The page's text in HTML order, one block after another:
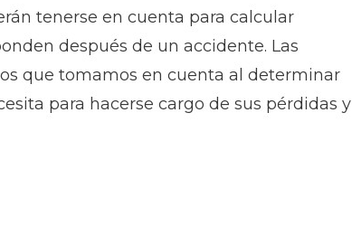
tenerse en cuenta para calcular
después de un accidente. Las
que tomamos en cuenta al determinar
para hacerse cargo de sus pérdidas y